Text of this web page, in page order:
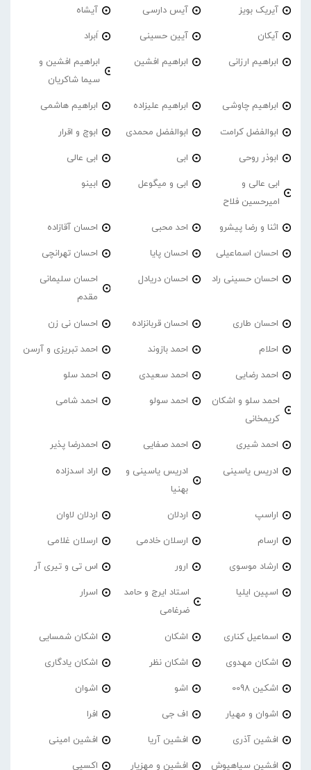
آیریک بویز آیس دارسی آیشاه
آیکان آیین حسینی اَبراد
ابراهیم ارزانی ابراهیم افشین
ابراهیم افشین و
سیما شاکریان
ابراهیم چاوشی ابراهیم علیزاده ابراهیم هاشمی
ابوالفضل کرامت ابوالفضل محمدی ابوچ و اقرار
ابوذر روحی ابی ابی عالی
ابی عالی و
امیرحسین فلاح
ابی و میگوعل ابینو
اثنا و رضا پیشرو احد محبی احسان آقازاده
احسان اسماعیلی احسان پایا احسان تهرانچی
احسان حسینی راد احسان دریادل
احسان سلیمانی
مقدم
احسان طاری احسان قربانزاده احسان نی زن
احلام احمد بازوند احمد تبریزی و آرسن
احمد‌ رضایی احمد سعیدی احمد سلو
احمد سلو و اشکان
کریمخانی
احمد سولو احمد شامی
احمد شیری احمد صفایی احمدرضا پذیر
ادریس یاسینی
ادریس یاسینی و
بهنیا
اراد اسدزاده
اراسپ اردلان اردلان لاوان
ارسام ارسلان خادمی ارسلان غلامی
ارشاد موسوی ارور اس تی و تیری آر
اسپین ایلیا
استاد ایرج و حامد
ضرغامی
اسرار
اسماعیل کناری اشکان اشکان شمسایی
اشکان مهدوی اشکان نظر اشکان یادگاری
اشکین 0098 اشو اشوان
اشوان و مهیار اف جی افرا
افشین آذری افشین آریا افشین امینی
افشین سیاهپوش افشین و مهزیار اکسپی